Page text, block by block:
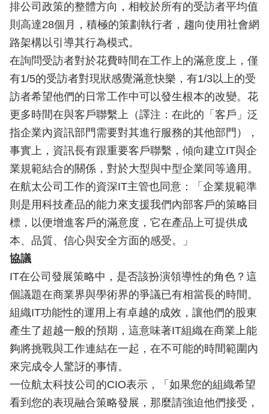
排公司政策的整體方向，相較於所有的受訪者平均值
則高達28個月，積極的策劃執行者，趨向使用社會網
路架構以引導其行為模式。
在詢問受訪者對於花費時間在工作上的滿意度上，僅
有1/5的受訪者對現狀感覺滿意快樂，有1/3以上的受
訪者希望他們的日常工作中可以發生根本的改變。花
更多時間在與客戶聯繫上（譯注：在此的「客戶」泛
指企業內資訊部門需要對其進行服務的其他部門），
事實上，資訊長有跟重要客戶聯繫，傾向建立IT與企
業規範結合的關係，對於大型與中型企業同等適用。
在航太公司工作的資深IT主管也同意：「企業規範準
則是用科技產品的能力來支援我們內部客戶的策略目
標，以便增進客戶的滿意度，它在產品上可提供成
本、品質、信心與安全方面的感受。」
協議
IT在公司發展策略中，是否該扮演領導性的角色？這
個議題在商業界與學術界的爭議已有相當長的時間。
組織IT功能性的運用上有卓越的成效，讓他們的股東
產生了超越一般的預期，這意味著IT組織在商業上能
夠將挑戰與工作連結在一起，在不可能的時間範圍內
來完成令人驚訝的事情。
一位航太科技公司的CIO表示，「如果您的組織希望
看到您的表現融合策略發展，那麼請強迫他們接受，